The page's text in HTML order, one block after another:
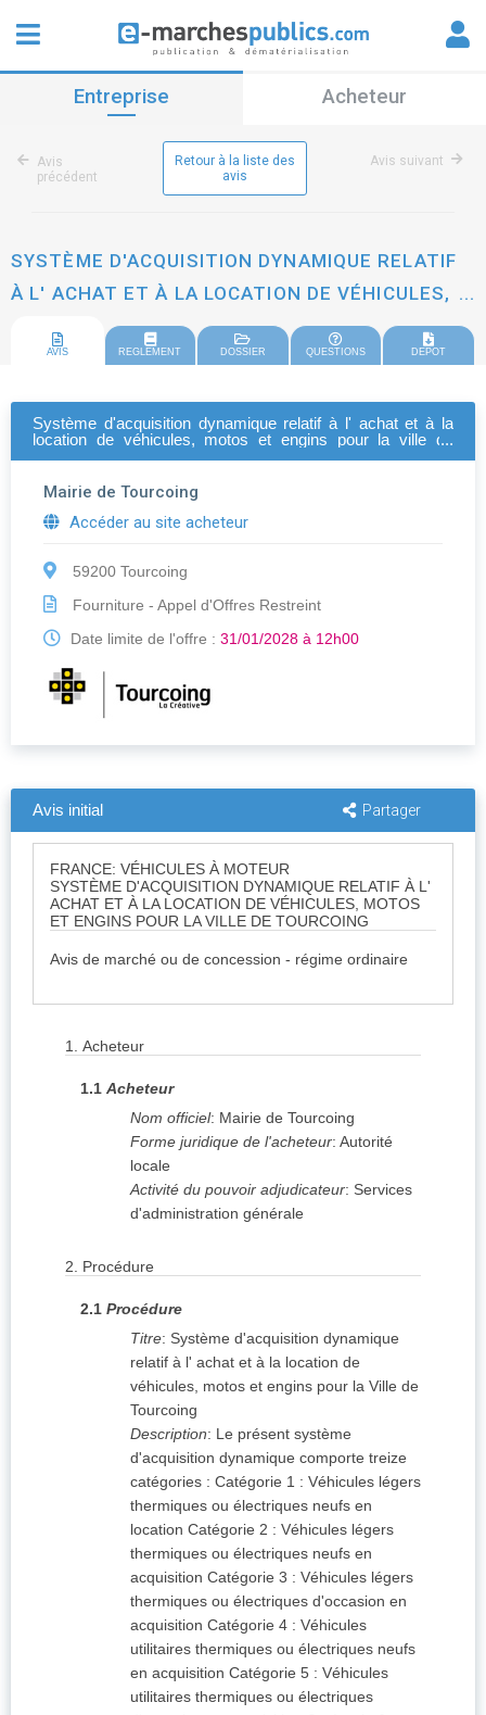
Entreprise Acheteur
Avis
précédent
Retour à la liste des
avis
Avis suivant
SYSTÈME D'ACQUISITION DYNAMIQUE RELATIF
À L' ACHAT ET À LA LOCATION DE VÉHICULES,
MOTOS ET ENGINS POUR LA VILLE DE
TOURCOING
AVIS REGLEMENT DOSSIER QUESTIONS DEPOT
Système d'acquisition dynamique relatif à l' achat et à la
location de véhicules, motos et engins pour la ville de
Mairie de Tourcoing
Accéder au site acheteur
59200 Tourcoing
Fourniture - Appel d'Offres Restreint
Date limite de l'offre : 31/01/2028 à 12h00
Avis initial Partager
FRANCE: VÉHICULES À MOTEUR
SYSTÈME D'ACQUISITION DYNAMIQUE RELATIF À L'
ACHAT ET À LA LOCATION DE VÉHICULES, MOTOS
ET ENGINS POUR LA VILLE DE TOURCOING
Avis de marché ou de concession - régime ordinaire
1. Acheteur
1.1 Acheteur
Nom officiel: Mairie de Tourcoing
Forme juridique de l'acheteur: Autorité
locale
Activité du pouvoir adjudicateur: Services
d'administration générale
2. Procédure
2.1 Procédure
Titre: Système d'acquisition dynamique
relatif à l' achat et à la location de
véhicules, motos et engins pour la Ville de
Tourcoing
Description: Le présent système
d'acquisition dynamique comporte treize
catégories : Catégorie 1 : Véhicules légers
thermiques ou électriques neufs en
location Catégorie 2 : Véhicules légers
thermiques ou électriques neufs en
acquisition Catégorie 3 : Véhicules légers
thermiques ou électriques d'occasion en
acquisition Catégorie 4 : Véhicules
utilitaires thermiques ou électriques neufs
en acquisition Catégorie 5 : Véhicules
utilitaires thermiques ou électriques